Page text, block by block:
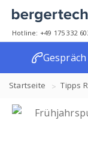
Hotline: +49 175 332
Startseite Tipps
entfernen Sie Moos